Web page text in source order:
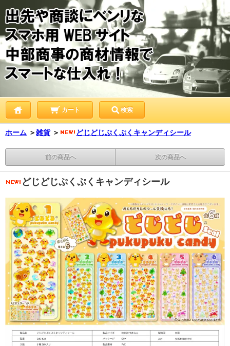
カート 検索
ホーム ＞雑貨 ＞ どじどじぷくぷくキャンディシール
前の商品へ 次の商品へ
どじどじぷくぷくキャンディシール